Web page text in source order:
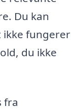
Du kan
ikke fungerer
du ikke
fra